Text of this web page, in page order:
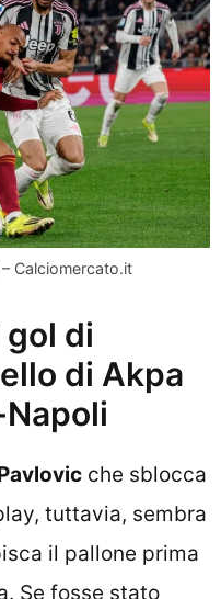
Calciomercato.it
di
di Akpa
che sblocca
tuttavia, sembra
il pallone prima
Se fosse stato